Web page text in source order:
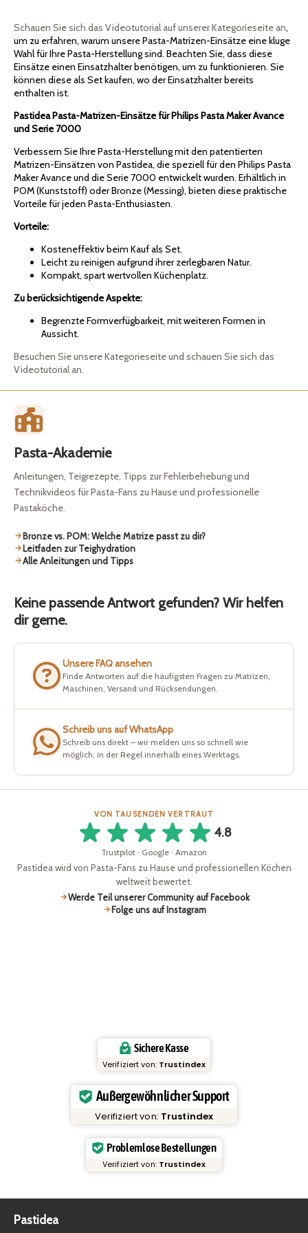
Schauen Sie sich das Videotutorial auf unserer Kategorieseite an,
um zu erfahren, warum unsere Pasta-Matrizen-Einsätze eine kluge
Wahl für Ihre Pasta-Herstellung sind. Beachten Sie, dass diese
Einsätze einen Einsatzhalter benötigen, um zu funktionieren. Sie
können diese als Set kaufen, wo der Einsatzhalter bereits
enthalten ist.
Pastidea Pasta-Matrizen-Einsätze für Philips Pasta Maker Avance
und Serie 7000
Verbessern Sie Ihre Pasta-Herstellung mit den patentierten
Matrizen-Einsätzen von Pastidea, die speziell für den Philips Pasta
Maker Avance und die Serie 7000 entwickelt wurden. Erhältlich in
POM (Kunststoff) oder Bronze (Messing), bieten diese praktische
Vorteile für jeden Pasta-Enthusiasten.
Vorteile:
Kosteneffektiv beim Kauf als Set.
Leicht zu reinigen aufgrund ihrer zerlegbaren Natur.
Kompakt, spart wertvollen Küchenplatz.
Zu berücksichtigende Aspekte:
Begrenzte Formverfügbarkeit, mit weiteren Formen in
Aussicht.
Besuchen Sie unsere Kategorieseite und schauen Sie sich das
Videotutorial an.
Pasta-Akademie
Anleitungen, Teigrezepte, Tipps zur Fehlerbehebung und
Technikvideos für Pasta-Fans zu Hause und professionelle
Pastaköche.
Bronze vs. POM: Welche Matrize passt zu dir?
Leitfaden zur Teighydration
Alle Anleitungen und Tipps
Keine passende Antwort gefunden? Wir helfen
dir gerne.
Unsere FAQ ansehen
Finde Antworten auf die häufigsten Fragen zu Matrizen,
Maschinen, Versand und Rücksendungen.
Schreib uns auf WhatsApp
Schreib uns direkt – wir melden uns so schnell wie
möglich, in der Regel innerhalb eines Werktags.
VON TAUSENDEN VERTRAUT
4.8
Trustpilot · Google · Amazon
Pastidea wird von Pasta-Fans zu Hause und professionellen Köchen
weltweit bewertet.
Werde Teil unserer Community auf Facebook
Folge uns auf Instagram
Sichere Kasse
Verifiziert von: Trustindex
Außergewöhnlicher Support
Verifiziert von: Trustindex
Problemlose Bestellungen
Verifiziert von: Trustindex
Pastidea